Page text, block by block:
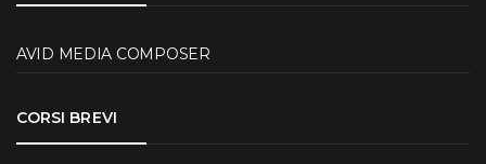
AVID MEDIA COMPOSER
CORSI BREVI